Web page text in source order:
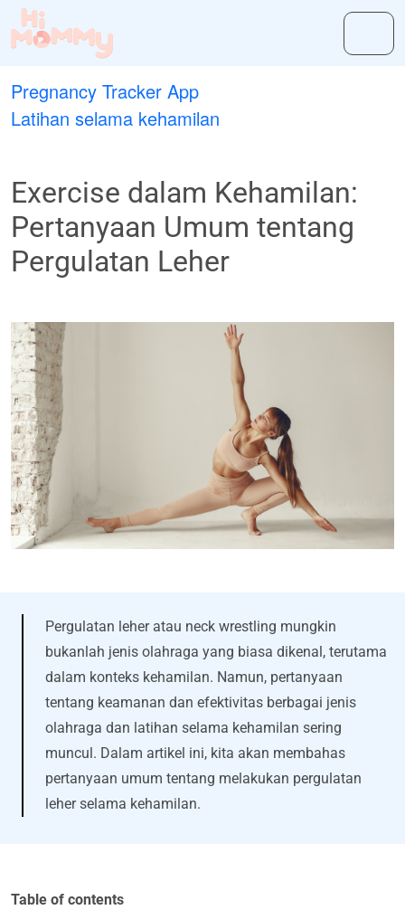
Pregnancy Tracker App
Latihan selama kehamilan
Exercise dalam Kehamilan:
Pertanyaan Umum tentang
Pergulatan Leher
Pergulatan leher atau neck wrestling mungkin
bukanlah jenis olahraga yang biasa dikenal, terutama
dalam konteks kehamilan. Namun, pertanyaan
tentang keamanan dan efektivitas berbagai jenis
olahraga dan latihan selama kehamilan sering
muncul. Dalam artikel ini, kita akan membahas
pertanyaan umum tentang melakukan pergulatan
leher selama kehamilan.
Table of contents